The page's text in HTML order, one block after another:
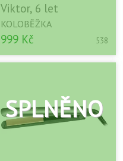
Viktor, 6 let
KOLOBĚŽKA
999 Kč 538